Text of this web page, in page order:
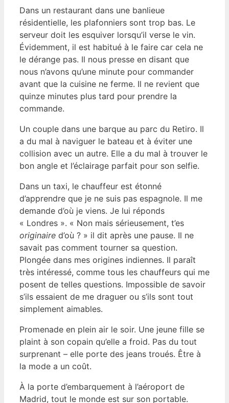
Dans un restaurant dans une banlieue
résidentielle, les plafonniers sont trop bas. Le
serveur doit les esquiver lorsqu’il verse le vin.
Évidemment, il est habitué à le faire car cela ne
le dérange pas. Il nous presse en disant que
nous n’avons qu’une minute pour commander
avant que la cuisine ne ferme. Il ne revient que
quinze minutes plus tard pour prendre la
commande.
Un couple dans une barque au parc du Retiro. Il
a du mal à naviguer le bateau et à éviter une
collision avec un autre. Elle a du mal à trouver le
bon angle et l’éclairage parfait pour son selfie.
Dans un taxi, le chauffeur est étonné
d’apprendre que je ne suis pas espagnole. Il me
demande d’où je viens. Je lui réponds
« Londres ». « Non mais sérieusement, t’es
originaire d’où ? » il dit après une pause. Il ne
savait pas comment tourner sa question.
Plongée dans mes origines indiennes. Il paraît
très intéressé, comme tous les chauffeurs qui me
posent de telles questions. Impossible de savoir
s’ils essaient de me draguer ou s’ils sont tout
simplement aimables.
Promenade en plein air le soir. Une jeune fille se
plaint à son copain qu’elle a froid. Pas du tout
surprenant – elle porte des jeans troués. Être à
la mode a un coût.
À la porte d’embarquement à l’aéroport de
Madrid, tout le monde est sur son portable.